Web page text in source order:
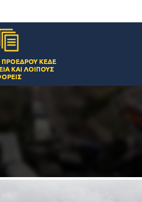
ΠΡΟΈΔΡΟΥ ΚΕΔΕ
ΚΑΙ ΛΟΙΠΟΎΣ